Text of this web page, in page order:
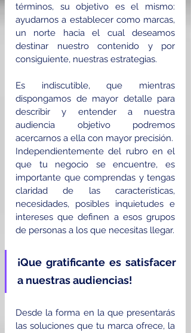
términos, su objetivo es el mismo:
ayudarnos a establecer como marcas,
un norte hacia el cual deseamos
destinar nuestro contenido y por
consiguiente, nuestras estrategias.
Es indiscutible, que mientras
dispongamos de mayor detalle para
describir y entender a nuestra
audiencia objetivo podremos
acercarnos a ella con mayor precisión.
Independientemente del rubro en el
que tu negocio se encuentre, es
importante que comprendas y tengas
claridad de las características,
necesidades, posibles inquietudes e
intereses que definen a esos grupos
de personas a los que necesitas llegar.
¡Que gratificante es satisfacer
a nuestras audiencias!
Desde la forma en la que presentarás
las soluciones que tu marca ofrece, la